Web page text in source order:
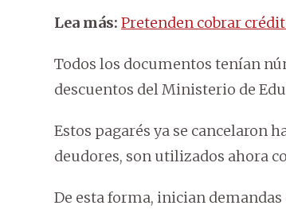
Lea más: Pretenden cobrar
Todos los documentos tenían
descuentos del Ministerio de
Estos pagarés ya se cancelaron
deudores, son utilizados ahora
De esta forma, inician